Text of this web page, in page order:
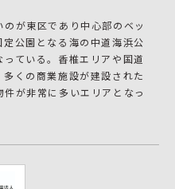
が東区であり中心部のベッ
公園となる海の中道海浜公
ている。香椎エリアや国道
くの商業施設が建設された
が非常に多いエリアとなっ